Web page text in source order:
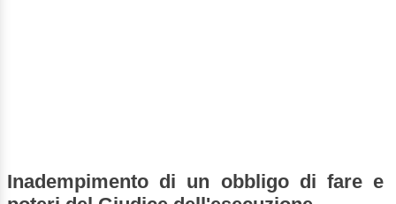
Inadempimento di un obbligo di fare e